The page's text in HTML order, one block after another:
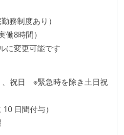
版より1年以上ビハインドし
めの取り組み
ングを実施している
時行われるべき」という価値
しており、日常的に実施して
約をチーム全体で遵守するよ
務制度あり）
8時間）
に変更可能です
、祝日 ※緊急時を除き土日祝
日間付与）